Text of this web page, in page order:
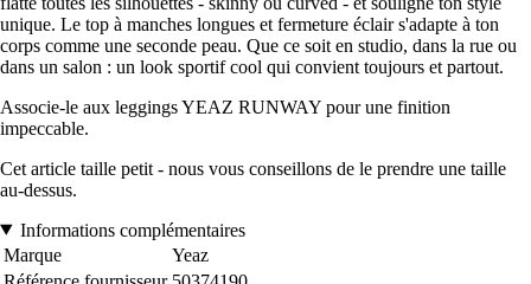
unique. Le top à manches longues et fermeture éclair s'adapte à ton
corps comme une seconde peau. Que ce soit en studio, dans la rue ou
dans un salon : un look sportif cool qui convient toujours et partout.
Associe-le aux leggings YEAZ RUNWAY pour une finition
impeccable.
Cet article taille petit - nous vous conseillons de le prendre une taille
au-dessus.
Informations complémentaires
Marque
Yeaz